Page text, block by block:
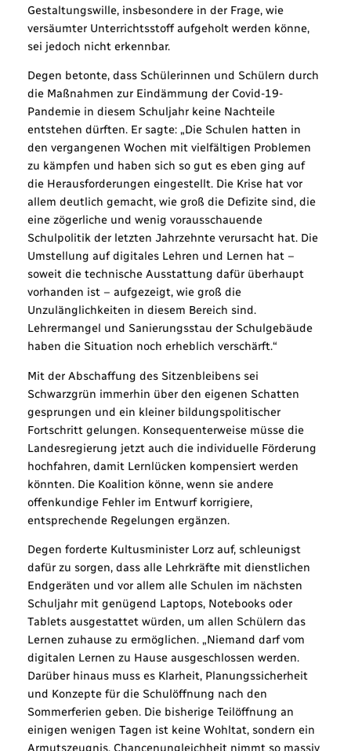
Gestaltungswille, insbesondere in der Frage, wie
versäumter Unterrichtsstoff aufgeholt werden könne,
sei jedoch nicht erkennbar.
Degen betonte, dass Schülerinnen und Schülern durch
die Maßnahmen zur Eindämmung der Covid-19-
Pandemie in diesem Schuljahr keine Nachteile
entstehen dürften. Er sagte: „Die Schulen hatten in
den vergangenen Wochen mit vielfältigen Problemen
zu kämpfen und haben sich so gut es eben ging auf
die Herausforderungen eingestellt. Die Krise hat vor
allem deutlich gemacht, wie groß die Defizite sind, die
eine zögerliche und wenig vorausschauende
Schulpolitik der letzten Jahrzehnte verursacht hat. Die
Umstellung auf digitales Lehren und Lernen hat –
soweit die technische Ausstattung dafür überhaupt
vorhanden ist – aufgezeigt, wie groß die
Unzulänglichkeiten in diesem Bereich sind.
Lehrermangel und Sanierungsstau der Schulgebäude
haben die Situation noch erheblich verschärft.“
Mit der Abschaffung des Sitzenbleibens sei
Schwarzgrün immerhin über den eigenen Schatten
gesprungen und ein kleiner bildungspolitischer
Fortschritt gelungen. Konsequenterweise müsse die
Landesregierung jetzt auch die individuelle Förderung
hochfahren, damit Lernlücken kompensiert werden
könnten. Die Koalition könne, wenn sie andere
offenkundige Fehler im Entwurf korrigiere,
entsprechende Regelungen ergänzen.
Degen forderte Kultusminister Lorz auf, schleunigst
dafür zu sorgen, dass alle Lehrkräfte mit dienstlichen
Endgeräten und vor allem alle Schulen im nächsten
Schuljahr mit genügend Laptops, Notebooks oder
Tablets ausgestattet würden, um allen Schülern das
Lernen zuhause zu ermöglichen. „Niemand darf vom
digitalen Lernen zu Hause ausgeschlossen werden.
Darüber hinaus muss es Klarheit, Planungssicherheit
und Konzepte für die Schulöffnung nach den
Sommerferien geben. Die bisherige Teilöffnung an
einigen wenigen Tagen ist keine Wohltat, sondern ein
Armutszeugnis. Chancenungleichheit nimmt so massiv